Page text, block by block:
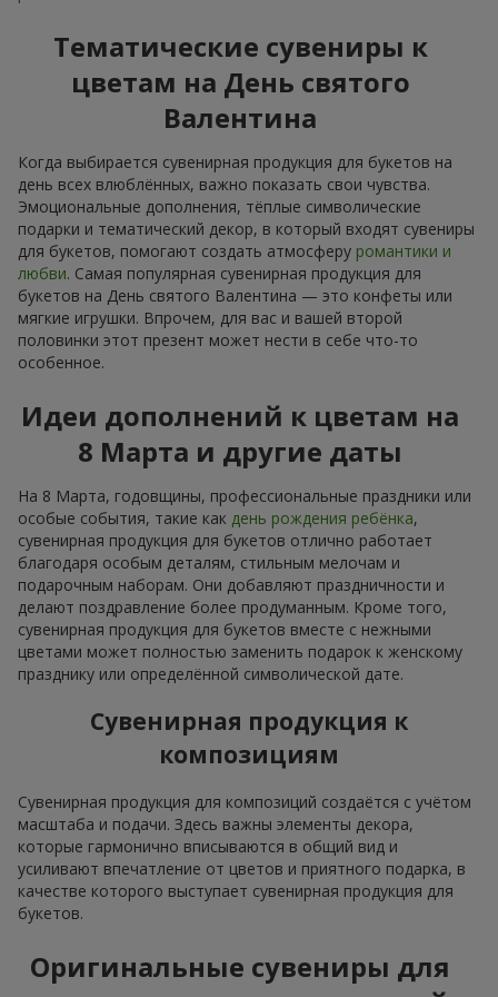
Тематические сувениры к
цветам на День святого
Валентина
Когда выбирается сувенирная продукция для букетов на
день всех влюблённых, важно показать свои чувства.
Эмоциональные дополнения, тёплые символические
подарки и тематический декор, в который входят сувениры
для букетов, помогают создать атмосферу романтики и
любви. Самая популярная сувенирная продукция для
букетов на День святого Валентина — это конфеты или
мягкие игрушки. Впрочем, для вас и вашей второй
половинки этот презент может нести в себе что-то
особенное.
Идеи дополнений к цветам на
8 Марта и другие даты
На 8 Марта, годовщины, профессиональные праздники или
особые события, такие как день рождения ребёнка,
сувенирная продукция для букетов отлично работает
благодаря особым деталям, стильным мелочам и
подарочным наборам. Они добавляют праздничности и
делают поздравление более продуманным. Кроме того,
сувенирная продукция для букетов вместе с нежными
цветами может полностью заменить подарок к женскому
празднику или определённой символической дате.
Сувенирная продукция к
композициям
Сувенирная продукция для композиций создаётся с учётом
масштаба и подачи. Здесь важны элементы декора,
которые гармонично вписываются в общий вид и
усиливают впечатление от цветов и приятного подарка, в
качестве которого выступает сувенирная продукция для
букетов.
Оригинальные сувениры для